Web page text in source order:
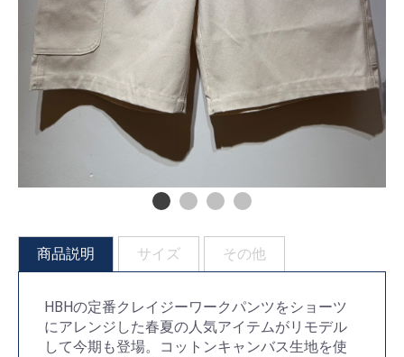
商品説明 サイズ その他
HBHの定番クレイジーワークパンツをショーツ
にアレンジした春夏の人気アイテムがリモデル
して今期も登場。コットンキャンバス生地を使